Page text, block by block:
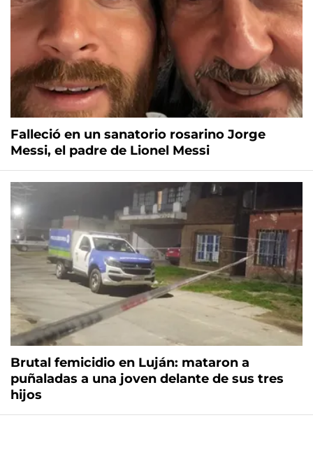
Falleció en un sanatorio rosarino Jorge
Messi, el padre de Lionel Messi
Brutal femicidio en Luján: mataron a
puñaladas a una joven delante de sus tres
hijos